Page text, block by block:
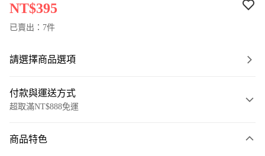
NT$395
已賣出：7件
請選擇商品選項
付款與運送方式
超取滿NT$888免運
信用卡一次付款
商品特色